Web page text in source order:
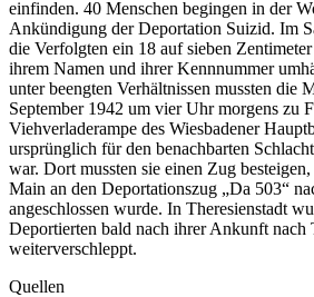
einfinden. 40 Menschen begingen in der
Ankündigung der Deportation Suizid. Im
die Verfolgten ein 18 auf sieben
ihrem Namen und ihrer Kennnummer
unter beengten Verhältnissen mussten die
September 1942 um vier Uhr morgens zu
Viehverladerampe des Wiesbadener
ursprünglich für den benachbarten
war. Dort mussten sie einen Zug
Main an den Deportationszug „Da 503“
angeschlossen wurde. In Theresienstadt
Deportierten bald nach ihrer Ankunft nach
weiterverschleppt.
Quellen